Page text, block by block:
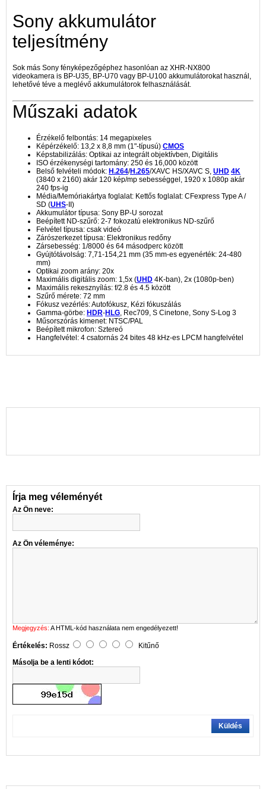
Sony akkumulátor
teljesítmény
Sok más Sony fényképezőgéphez hasonlóan az XHR-NX800
videokamera is BP-U35, BP-U70 vagy BP-U100 akkumulátorokat használ,
lehetővé téve a meglévő akkumulátorok felhasználását.
Műszaki adatok
Érzékelő felbontás: 14 megapixeles
Képérzékelő: 13,2 x 8,8 mm (1"-típusú) CMOS
Képstabilizálás: Optikai az integrált objektívben, Digitális
ISO érzékenységi tartomány: 250 és 16,000 között
Belső felvételi módok: H.264/H.265/XAVC HS/XAVC S, UHD 4K
(3840 x 2160) akár 120 kép/mp sebességgel, 1920 x 1080p akár
240 fps-ig
Média/Memóriakártya foglalat: Kettős foglalat: CFexpress Type A /
SD (UHS-II)
Akkumulátor típusa: Sony BP-U sorozat
Beépített ND-szűrő: 2-7 fokozatú elektronikus ND-szűrő
Felvétel típusa: csak videó
Zárószerkezet típusa: Elektronikus redőny
Zársebesség: 1/8000 és 64 másodperc között
Gyújtótávolság: 7,71-154,21 mm (35 mm-es egyenérték: 24-480
mm)
Optikai zoom arány: 20x
Maximális digitális zoom: 1,5x (UHD 4K-ban), 2x (1080p-ben)
Maximális rekesznyílás: f/2.8 és 4.5 között
Szűrő mérete: 72 mm
Fókusz vezérlés: Autofókusz, Kézi fókuszálás
Gamma-görbe: HDR-HLG, Rec709, S Cinetone, Sony S-Log 3
Műsorszórás kimenet: NTSC/PAL
Beépített mikrofon: Sztereó
Hangfelvétel: 4 csatornás 24 bites 48 kHz-es LPCM hangfelvétel
Írja meg véleményét
Az Ön neve:
Az Ön véleménye:
Megjegyzés: A HTML-kód használata nem engedélyezett!
Értékelés: Rossz
Kitűnő
Másolja be a lenti kódot:
Küldés